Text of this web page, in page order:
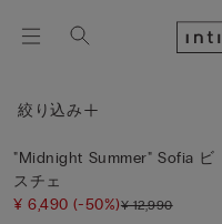
絞り込み
"Midnight Summer" Sofia ビ
スチェ
¥ 6,490(-50%)¥ 12,990